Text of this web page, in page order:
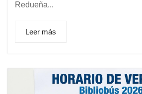
Redueña...
Leer más